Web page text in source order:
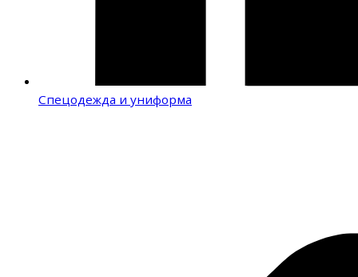
Спецодежда и униформа